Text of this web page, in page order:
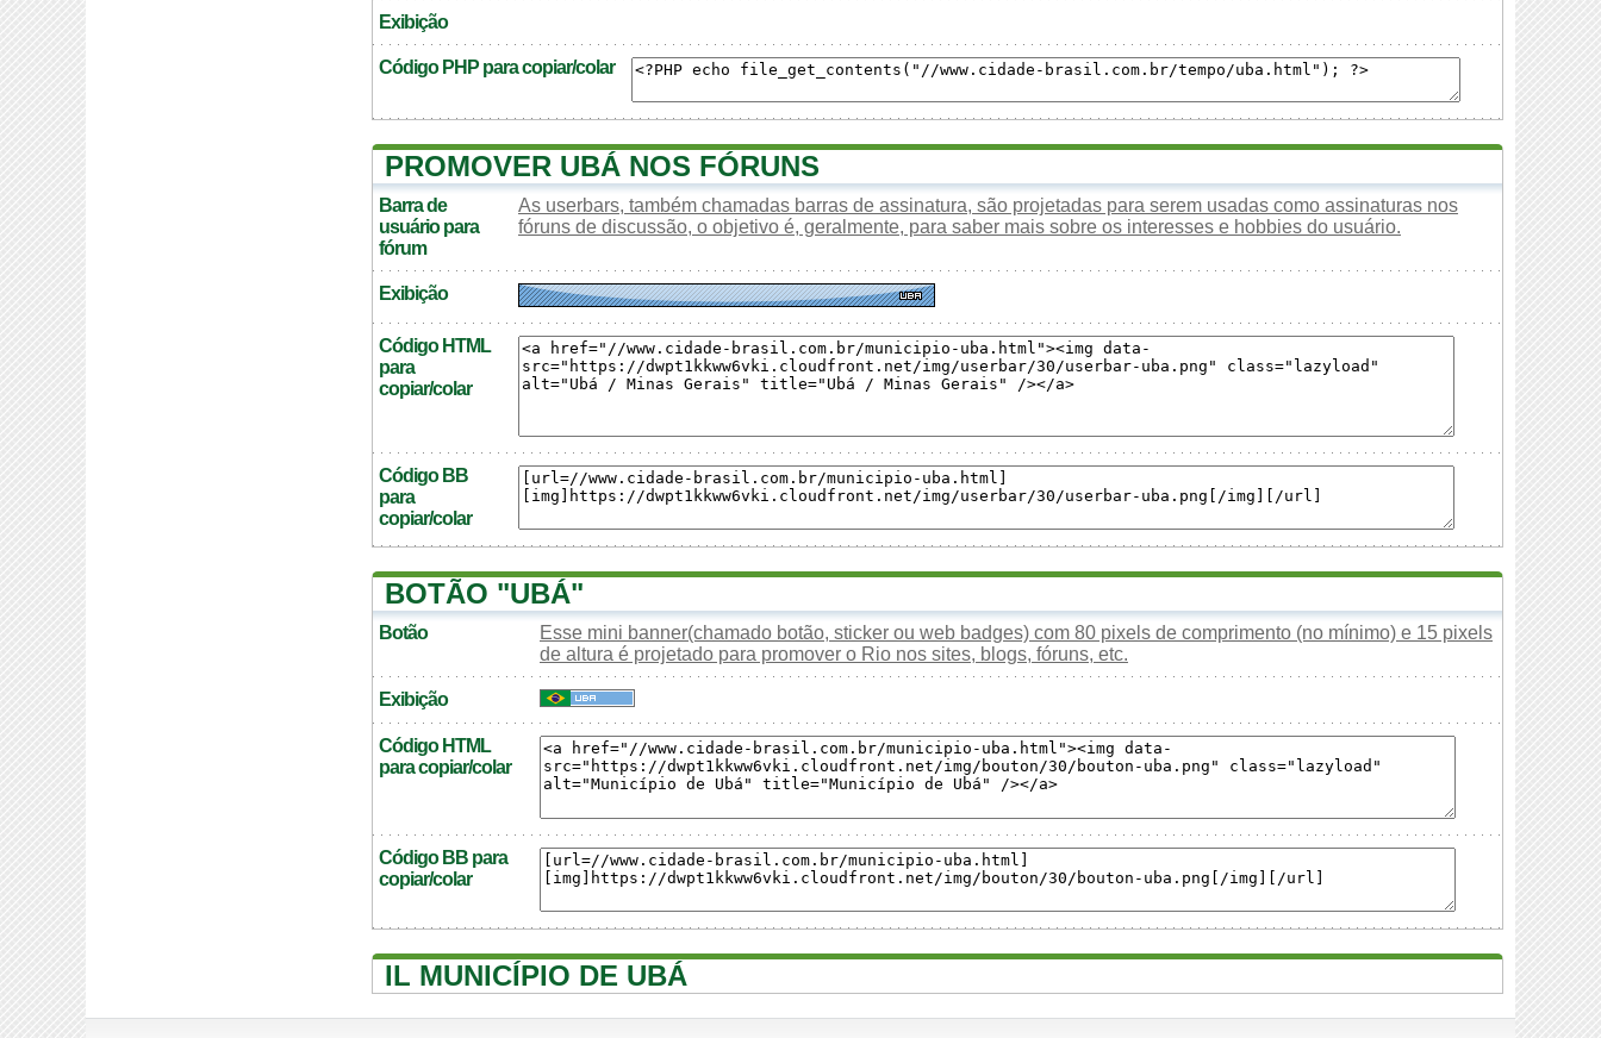
Exibição
Código PHP para copiar/colar
PROMOVER UBÁ NOS FÓRUNS
Barra de
usuário para
fórum
As userbars, também chamadas barras de assinatura, são projetadas para serem usadas como assinaturas nos
fóruns de discussão, o objetivo é, geralmente, para saber mais sobre os interesses e hobbies do usuário.
Exibição
Código HTML
para
copiar/colar
Código BB
para
copiar/colar
BOTÃO "UBÁ"
Botão
Esse mini banner(chamado botão, sticker ou web badges) com 80 pixels de comprimento (no mínimo) e 15 pixels
de altura é projetado para promover o Rio nos sites, blogs, fóruns, etc.
Exibição
Código HTML
para copiar/colar
Código BB para
copiar/colar
IL MUNICÍPIO DE UBÁ